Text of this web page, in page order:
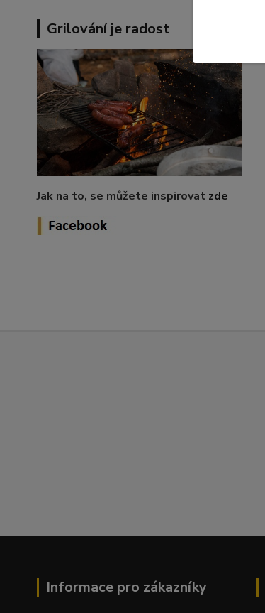
Grilování je radost
Jak na to, se můžete inspirovat zde
Informace pro zákazníky